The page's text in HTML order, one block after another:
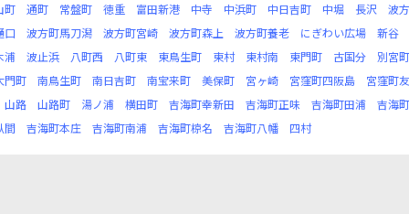
町 通町 常盤町 徳重 富田新港 中寺 中浜町 中日吉町 中堀 長沢 波
口 波方町馬刀潟 波方町宮崎 波方町森上 波方町養老 にぎわい広場 新谷
浦 波止浜 八町西 八町東 東鳥生町 東村 東村南 東門町 古国分 別宮町
門町 南鳥生町 南日吉町 南宝来町 美保町 宮ヶ崎 宮窪町四阪島 宮窪町
山路 山路町 湯ノ浦 横田町 吉海町幸新田 吉海町正味 吉海町田浦 吉海
間 吉海町本庄 吉海町南浦 吉海町椋名 吉海町八幡 四村